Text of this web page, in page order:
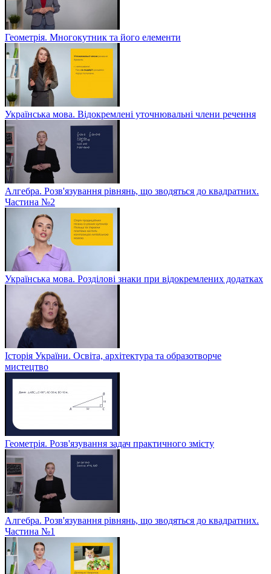
Геометрія. Многокутник та його елементи
Українська мова. Відокремлені уточнювальні члени речення
Алгебра. Розв'язування рівнянь, що зводяться до квадратних.
Частина №2
Українська мова. Розділові знаки при відокремлених додатках
Історія України. Освіта, архітектура та образотворче
мистецтво
Геометрія. Розв'язування задач практичного змісту
Алгебра. Розв'язування рівнянь, що зводяться до квадратних.
Частина №1